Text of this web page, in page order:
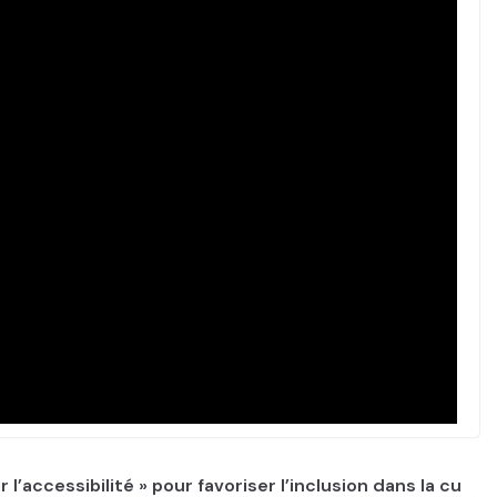
l’accessibilité » pour favoriser l’inclusion dans la cu